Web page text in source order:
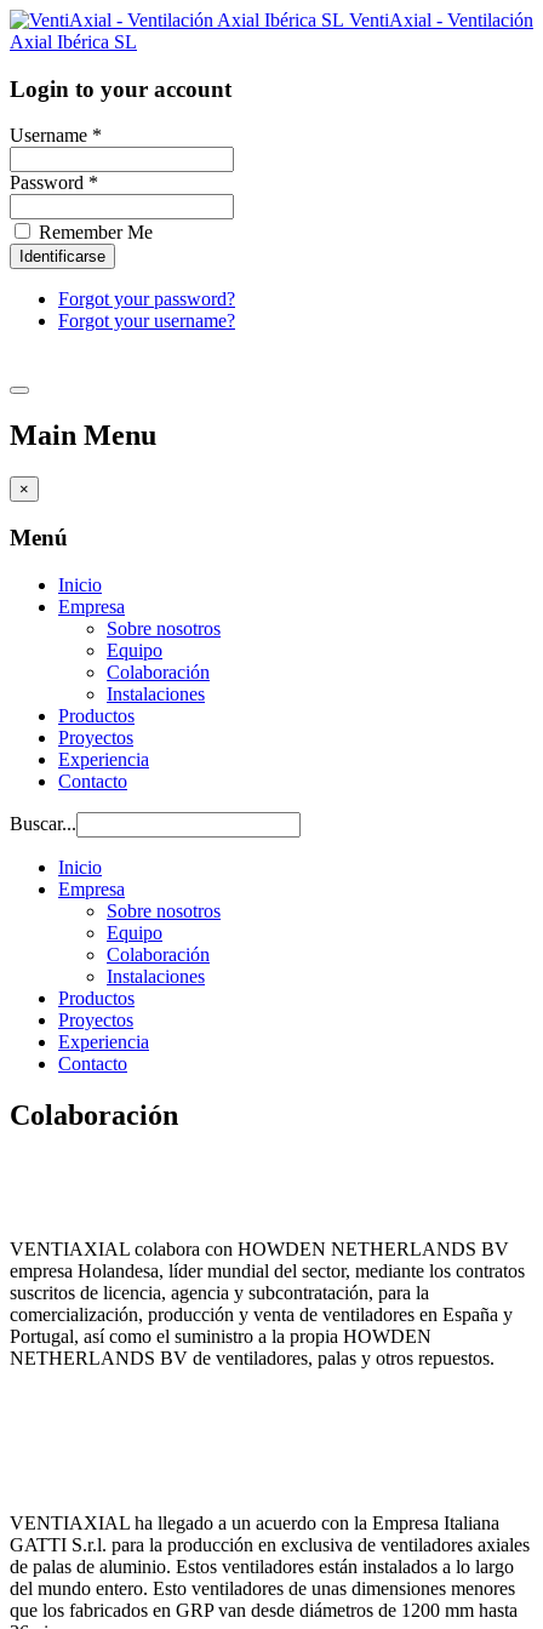
VentiAxial - Ventilación
Axial Ibérica SL
Login to your account
Username *
Password *
Remember Me
Forgot your password?
Forgot your username?
Main Menu
×
Menú
Inicio
Empresa
Sobre nosotros
Equipo
Colaboración
Instalaciones
Productos
Proyectos
Experiencia
Contacto
Buscar...
Inicio
Empresa
Sobre nosotros
Equipo
Colaboración
Instalaciones
Productos
Proyectos
Experiencia
Contacto
Colaboración
VENTIAXIAL colabora con HOWDEN NETHERLANDS BV
empresa Holandesa, líder mundial del sector, mediante los contratos
suscritos de licencia, agencia y subcontratación, para la
comercialización, producción y venta de ventiladores en España y
Portugal, así como el suministro a la propia HOWDEN
NETHERLANDS BV de ventiladores, palas y otros repuestos.
VENTIAXIAL ha llegado a un acuerdo con la Empresa Italiana
GATTI S.r.l. para la producción en exclusiva de ventiladores axiales
de palas de aluminio. Estos ventiladores están instalados a lo largo
del mundo entero. Esto ventiladores de unas dimensiones menores
que los fabricados en GRP van desde diámetros de 1200 mm hasta